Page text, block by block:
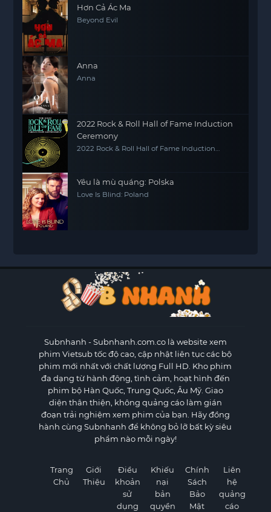
Hơn Cả Ác Ma
Beyond Evil
Anna
Anna
2022 Rock & Roll Hall of Fame Induction
Ceremony
2022 Rock & Roll Hall of Fame Induction
Yêu là mù quáng: Polska
Love Is Blind: Poland
Subnhanh - Subnhanh.com.co là website xem
phim Vietsub tốc độ cao, cập nhật liên tục các bộ
phim mới nhất với chất lượng Full HD. Kho phim
đa dạng từ hành động, tình cảm, hoạt hình đến
phim bộ Hàn Quốc, Trung Quốc, Âu Mỹ. Giao
diện thân thiện, không quảng cáo làm gián
đoạn trải nghiệm xem phim của bạn. Hãy đồng
hành cùng Subnhanh để không bỏ lỡ bất kỳ siêu
phẩm nào mỗi ngày!
Trang
Chủ
Giới
Thiệu
Điều
khoản
sử
dụng
Khiếu
nại
bản
quyền
Chính
Sách
Bảo
Mật
Liên
hệ
quảng
cáo